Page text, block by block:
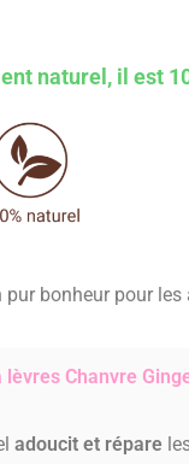
naturel, il est
pur bonheur pour
lèvres Chanvre
adoucit et répare